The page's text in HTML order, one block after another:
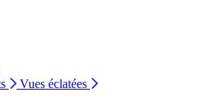
Vues éclatées